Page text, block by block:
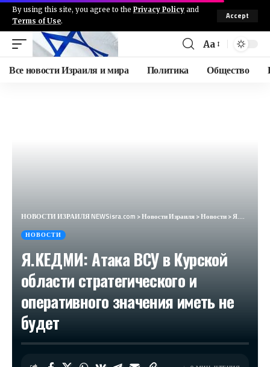
By using this site, you agree to the Privacy Policy and
Terms of Use.
Accept
Aa
Все новости Израиля и мира Политика Общество
НОВОСТИ ИЗРАИЛЯ NEWSisra.com >Новости Израиля>Новости>Я.КЕДМИ: Атака ВСУ в Курской области стратегического и оперативного значения иметь не будет
НОВОСТИ
Я.КЕДМИ: Атака ВСУ в Курской
области стратегического и
оперативного значения иметь не
будет